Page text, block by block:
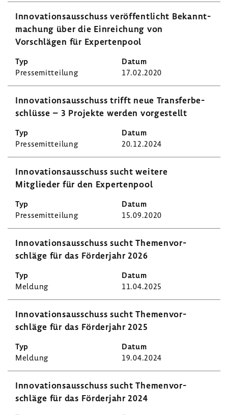
Inno­va­ti­ons­aus­schuss veröf­fent­licht Bekannt­
ma­chung über die Einrei­chung von
Vorschlägen für Exper­ten­pool
Pres­se­mit­tei­lung 17.02.2020
Inno­va­ti­ons­aus­schuss trifft neue Trans­fer­be­
schlüsse – 3 Projekte werden vorge­stellt
Pres­se­mit­tei­lung 20.12.2024
Inno­va­ti­ons­aus­schuss sucht weitere
Mitglieder für den Exper­ten­pool
Pres­se­mit­tei­lung 15.09.2020
Inno­va­ti­ons­aus­schuss sucht Themen­vor­
schläge für das Förder­jahr 2026
Meldung 11.04.2025
Inno­va­ti­ons­aus­schuss sucht Themen­vor­
schläge für das Förder­jahr 2025
Meldung 19.04.2024
Inno­va­ti­ons­aus­schuss sucht Themen­vor­
schläge für das Förder­jahr 2024